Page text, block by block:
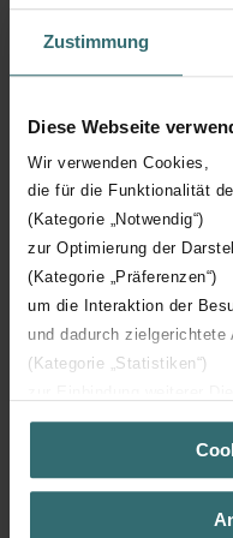
Zustimmung
Diese Webseite
Wir verwenden Cookies,
die für die Funktionalität
(Kategorie „Notwendig“)
zur Optimierung der
(Kategorie „Präferenzen“)
um die Interaktion der
und dadurch zielgerichtete
(Kategorie „Statistiken“)
(Kategorie „Marketing“)
Über „Details zeigen“
Sie weitere Informationen.
der Auswahl von
Mailchimp.En savoir plus sur la
données.